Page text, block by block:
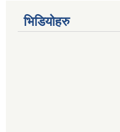
भिडियोहरु